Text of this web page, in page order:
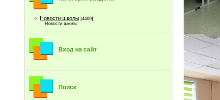
Новости школы [4469]
Новости школы
Вход на сайт
Поиск